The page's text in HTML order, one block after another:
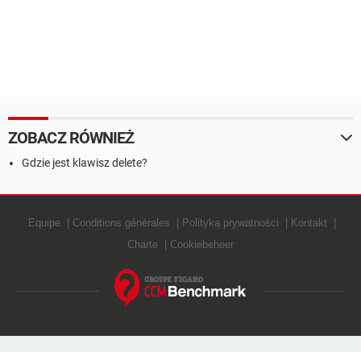
ZOBACZ RÓWNIEŻ
Gdzie jest klawisz delete?
Equipe Conditions générales Polityką prywatności
Kontakt
Charte
Cookiebeheer